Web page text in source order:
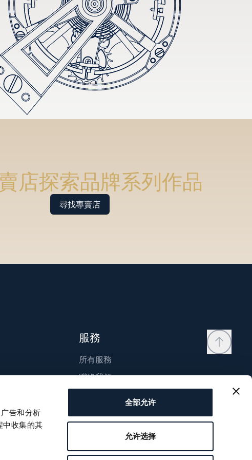
告和分析
中收集的其
全部允许
允许选择
店探索品牌系列作品
尋找專賣店
服務
所有服務
聯絡我們